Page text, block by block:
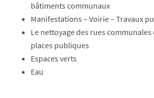
bâtiments communaux
Manifestations – Voirie – Travaux
Le nettoyage des rues communales
places publiques
Espaces verts
Eau